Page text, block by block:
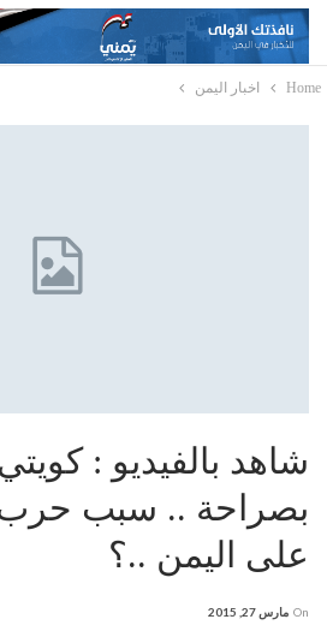
Home اخبار اليمن
شاهد بالفيديو :
بصراحة .. سبب حرب
على اليمن ..؟
On مارس 27, 2015